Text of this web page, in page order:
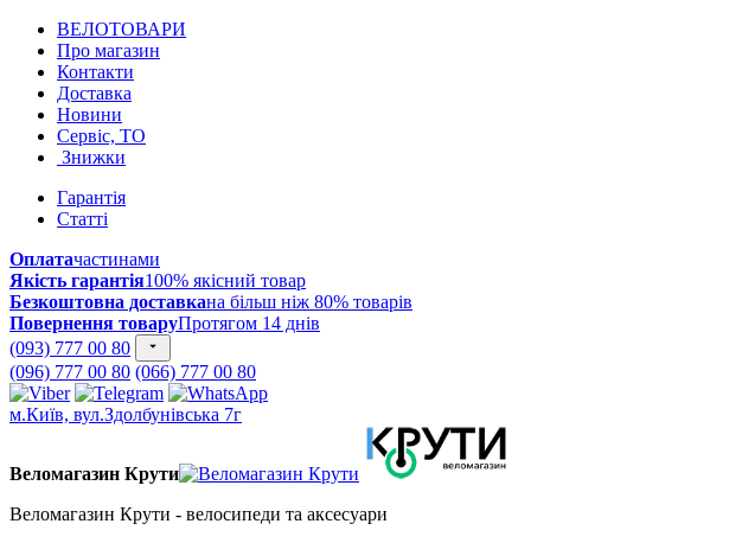
ВЕЛОТОВАРИ
Про магазин
Контакти
Доставка
Новини
Сервіс, ТО
Знижки
Гарантія
Статті
Оплатачастинами
Якість гарантія100% якісний товар
Безкоштовна доставкана більш ніж 80% товарів
Повернення товаруПротягом 14 днів
(093) 777 00 80
(096) 777 00 80 (066) 777 00 80
м.Київ, вул.Здолбунівська 7г
Веломагазин Крути
Веломагазин Крути - велосипеди та аксесуари